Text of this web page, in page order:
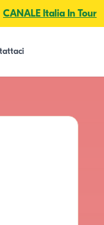
CANALE Italia In Tour